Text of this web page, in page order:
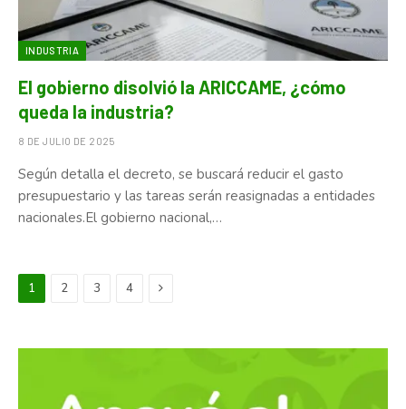
INDUSTRIA
El gobierno disolvió la ARICCAME, ¿cómo
queda la industria?
8 DE JULIO DE 2025
Según detalla el decreto, se buscará reducir el gasto
presupuestario y las tareas serán reasignadas a entidades
nacionales.El gobierno nacional,…
1 2 3 4 Next